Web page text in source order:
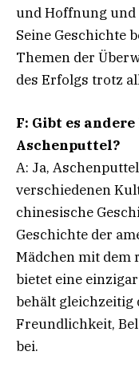
und Hoffnung
Seine Geschichte
Themen der
des Erfolgs trotz
F: Gibt es
Aschenputtel?
A: Ja,
verschiedenen
chinesische
Geschichte der
Mädchen mit dem
bietet eine
behält gleichzeitig
Freundlichkeit,
bei.